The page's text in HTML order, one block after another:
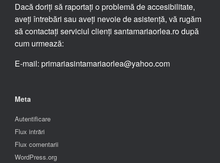
Dacă doriți să raportați o problemă de accesibilitate,
aveți întrebări sau aveți nevoie de asistență, vă rugăm
să contactați serviciul clienți santamariaorlea.ro după
cum urmează:
E-mail: primariasintamariaorlea@yahoo.com
Meta
Autentificare
Flux intrări
Flux comentarii
WordPress.org